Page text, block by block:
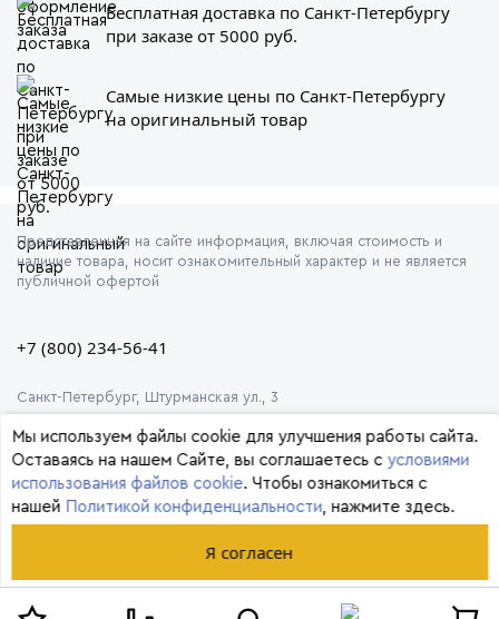
Бесплатная доставка по Санкт-Петербургу
при заказе от 5000 руб.
Самые низкие цены по Санкт-Петербургу
на оригинальный товар
© 2026 Формула
Представленная на сайте информация, включая стоимость и
наличие товара, носит ознакомительный характер и не является
публичной офертой
+7 (800) 234-56-41
Санкт-Петербург, Штурманская ул., 3
Мы используем файлы cookie для улучшения работы сайта.
Оставаясь на нашем Сайте, вы соглашаетесь с условиями
использования файлов cookie. Чтобы ознакомиться с
нашей Политикой конфиденциальности, нажмите здесь.
Я согласен